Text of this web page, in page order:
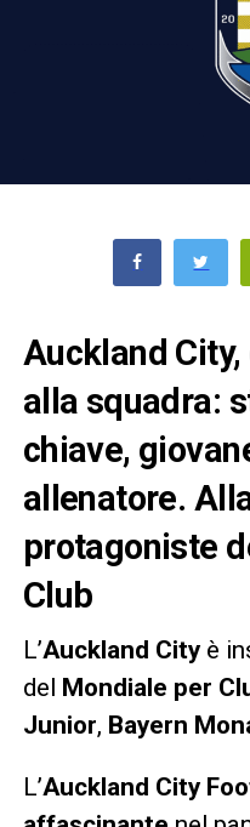
Auckland
alla squadra:
chiave,
allenatore.
protagoniste
Club
L’Auckland Cityè
del Mondiale per
Junior, Bayern
L’Auckland City